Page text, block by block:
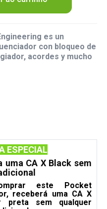
es un
con bloqueo de
acordes y mucho
ESPECIAL
uma CA X Black sem
este Pocket
receberá uma CA X
preta sem qualquer